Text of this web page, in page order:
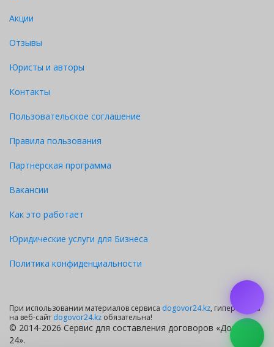
Акции
Отзывы
Юристы и авторы
Контакты
Пользовательское соглашение
Правила пользования
Партнерская программа
Вакансии
Как это работает
Юридические услуги для Бизнеса
Политика конфиденциальности
При использовании материалов сервиса dogovor24.kz, гиперссылка
на веб-сайт dogovor24.kz обязательна!
© 2014-2026 Сервис для составления договоров «Договор
24».